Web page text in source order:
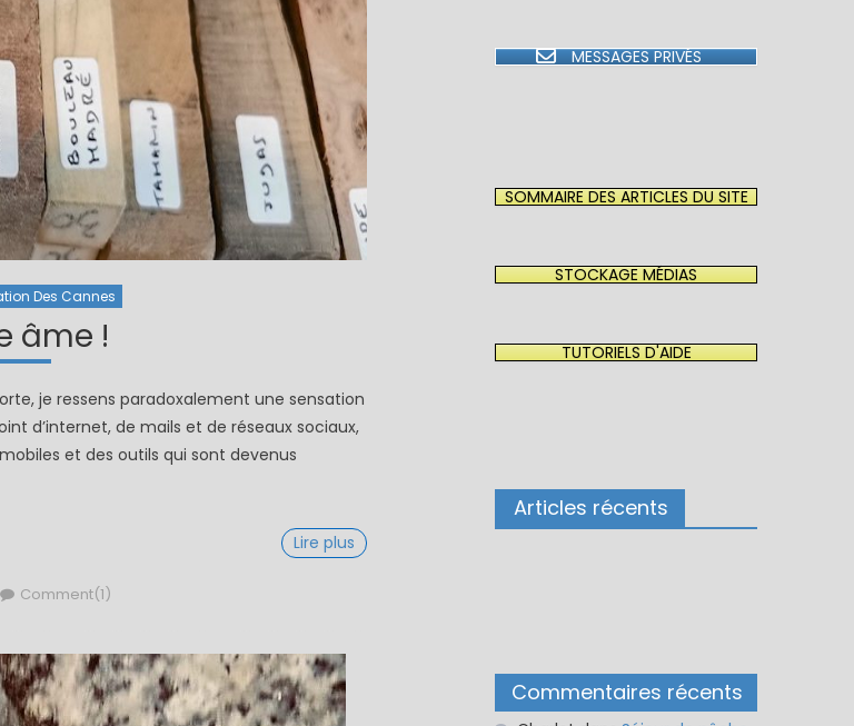
Des Cannes
âme !
je ressens paradoxalement une sensation
d’internet, de mails et de réseaux sociaux,
et des outils qui sont devenus
Lire plus
Comment(1)
MESSAGES PRIVÉS
SOMMAIRE DES ARTICLES DU SITE
STOCKAGE MÉDIAS
TUTORIELS D'AIDE
Articles récents
Commentaires récents